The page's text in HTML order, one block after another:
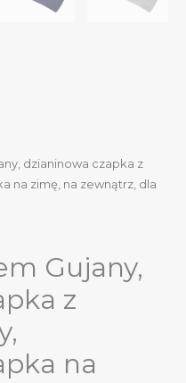
dzianinowa czapka z
na zimę, na zewnątrz, dla
Gujany,
z
na